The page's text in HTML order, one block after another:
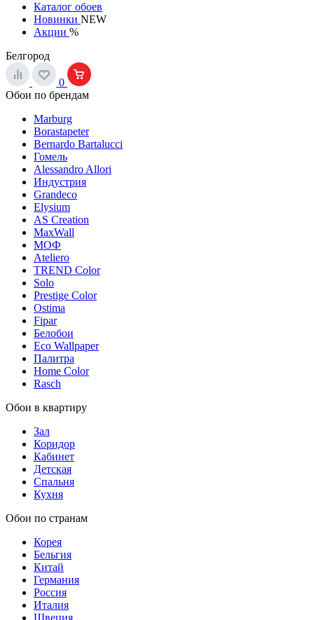
Каталог обоев
Новинки NEW
Акции %
Белгород
0
Обои по брендам
Marburg
Borastapeter
Bernardo Bartalucci
Гомель
Alessandro Allori
Индустрия
Grandeco
Elysium
AS Creation
MaxWall
МОФ
Ateliero
TREND Color
Solo
Prestige Color
Ostima
Fipar
Белобои
Eco Wallpaper
Палитра
Home Color
Rasch
Обои в квартиру
Зал
Коридор
Кабинет
Детская
Спальня
Кухня
Обои по странам
Корея
Бельгия
Китай
Германия
Россия
Италия